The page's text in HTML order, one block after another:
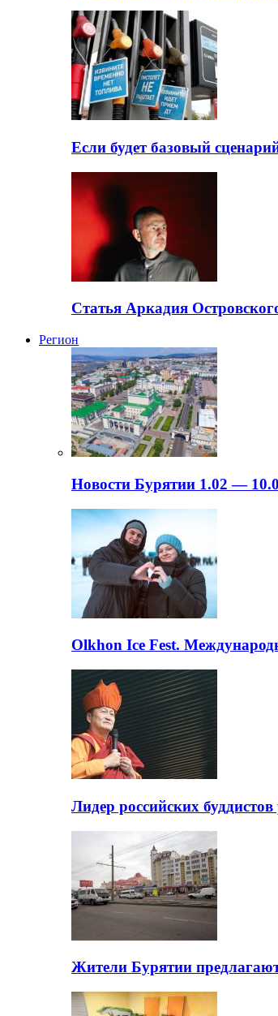
Если будет базовый
Статья Аркадия
Регион
Новости Бурятии 1.02 —
Olkhon Ice Fest.
Лидер российских
Жители Бурятии